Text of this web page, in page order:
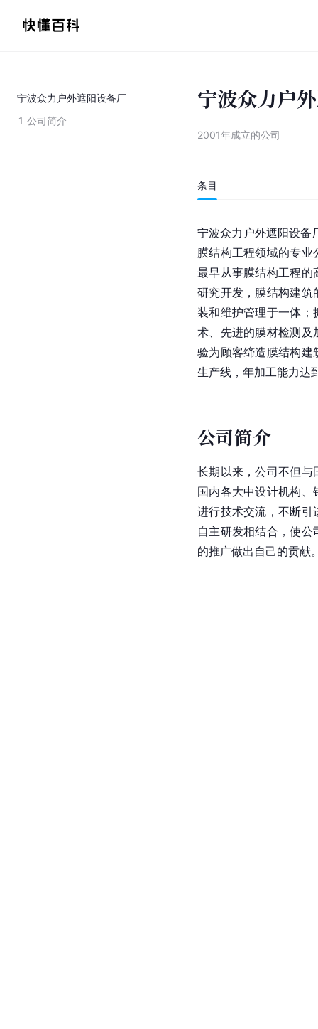
宁波众力户外遮阳设备厂
1 公司简介
宁波众力户
2001年成立的公司
条目
宁波众力户外遮阳设备
膜结构工程领域的专
最早从事膜结构工程的
研究开发，膜结构建筑
装和维护管理于一体；
术、先进的膜材检测及
验为顾客缔造膜结构建
生产线，年加工能力达
公司简介
长期以来，公司不但与
国内各大中设计机构
进行技术交流，不断引
自主研发相结合，使
的推广做出自己的贡献